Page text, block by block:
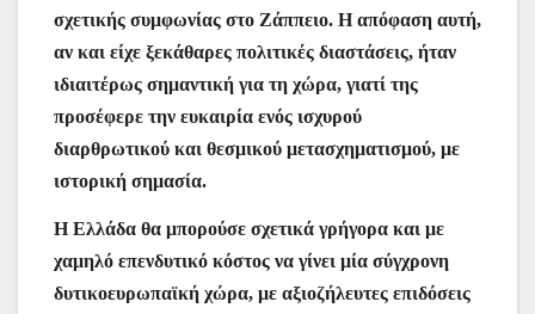
σχετικής συμφωνίας στο Ζάππειο. Η απόφαση αυτή,
αν και είχε ξεκάθαρες πολιτικές διαστάσεις, ήταν
ιδιαιτέρως σημαντική για τη χώρα, γιατί της
προσέφερε την ευκαιρία ενός ισχυρού
διαρθρωτικού και θεσμικού μετασχηματισμού, με
ιστορική σημασία.
Η Ελλάδα θα μπορούσε σχετικά γρήγορα και με
χαμηλό επενδυτικό κόστος να γίνει μία σύγχρονη
δυτικοευρωπαϊκή χώρα, με αξιοζήλευτες επιδόσεις